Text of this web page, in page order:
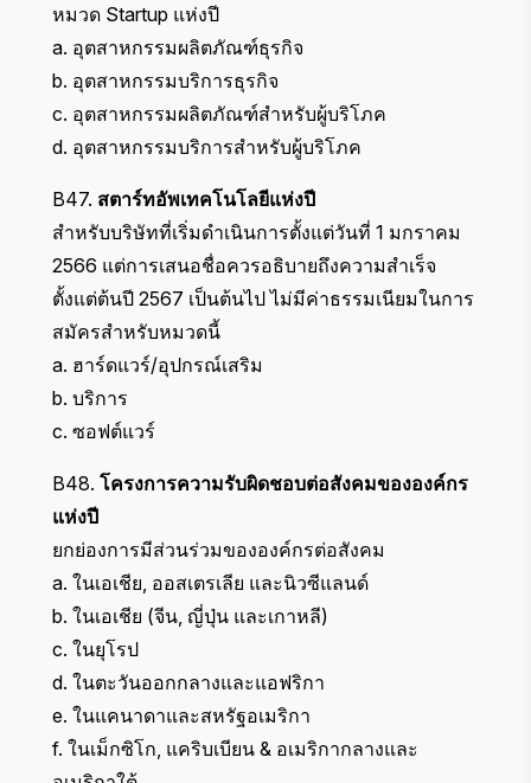
หมวด Startup แห่งปี
a. อุตสาหกรรมผลิตภัณฑ์ธุรกิจ
b. อุตสาหกรรมบริการธุรกิจ
c. อุตสาหกรรมผลิตภัณฑ์สำหรับผู้บริโภค
d. อุตสาหกรรมบริการสำหรับผู้บริโภค
B47. สตาร์ทอัพเทคโนโลยีแห่งปี
สำหรับบริษัทที่เริ่มดำเนินการตั้งแต่วันที่ 1 มกราคม
2566 แต่การเสนอชื่อควรอธิบายถึงความสำเร็จ
ตั้งแต่ต้นปี 2567 เป็นต้นไป ไม่มีค่าธรรมเนียมในการ
สมัครสำหรับหมวดนี้
a. ฮาร์ดแวร์/อุปกรณ์เสริม
b. บริการ
c. ซอฟต์แวร์
B48. โครงการความรับผิดชอบต่อสังคมขององค์กร
แห่งปี
ยกย่องการมีส่วนร่วมขององค์กรต่อสังคม
a. ในเอเชีย, ออสเตรเลีย และนิวซีแลนด์
b. ในเอเชีย (จีน, ญี่ปุ่น และเกาหลี)
c. ในยุโรป
d. ในตะวันออกกลางและแอฟริกา
e. ในแคนาดาและสหรัฐอเมริกา
f. ในเม็กซิโก, แคริบเบียน & อเมริกากลางและ